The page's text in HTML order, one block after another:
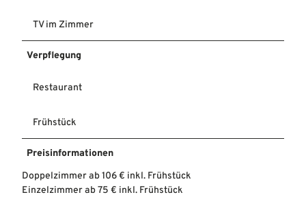
TV im Zimmer
Verpflegung
Restaurant
Frühstück
Preisinformationen
Doppelzimmer ab 106 € inkl. Frühstück
Einzelzimmer ab 75 € inkl. Frühstück